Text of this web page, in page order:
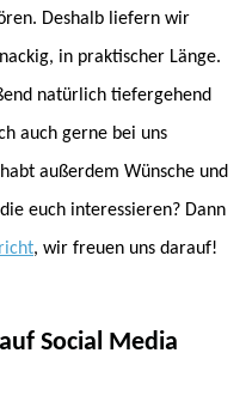
Deshalb liefern wir
in praktischer Länge.
natürlich tiefergehend
auch gerne bei uns
außerdem Wünsche und
euch interessieren? Dann
, wir freuen uns darauf!
Social Media